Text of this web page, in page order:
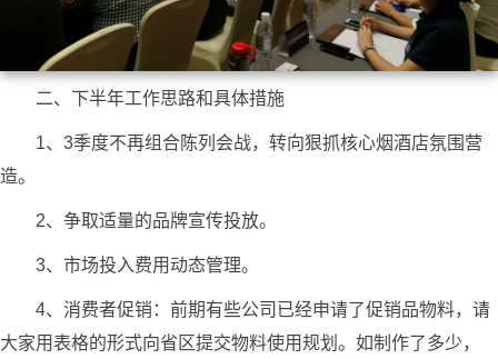
二、下半年工作思路和具体措施
1、3季度不再组合陈列会战，转向狠抓核心烟酒店氛围营
造。
2、争取适量的品牌宣传投放。
3、市场投入费用动态管理。
4、消费者促销：前期有些公司已经申请了促销品物料，请
大家用表格的形式向省区提交物料使用规划。如制作了多少，